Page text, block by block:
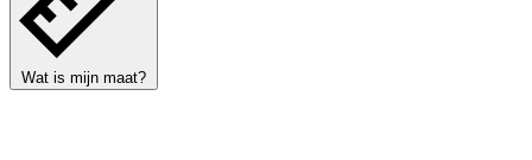
Wat is mijn maat?